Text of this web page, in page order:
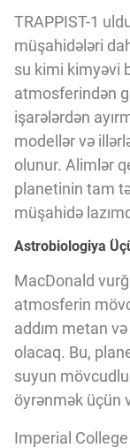
TRAPPIST-1
müşahidələri
su kimi kimyəvi
atmosferindən
işarələrdən
modellər və
olunur. Alimlər
planetinin tam
müşahidə
Astrobiologiya
MacDonald
atmosferin
addım metan
olacaq. Bu,
suyun
öyrənmək üçün
Imperial